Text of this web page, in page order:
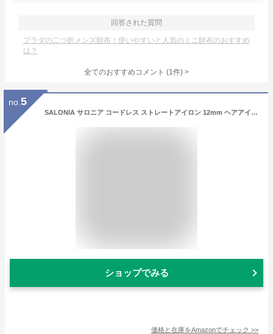
回答された質問
プラダの二つ折メンズ財布！使いやすいと人気のミニ財布のおすすめ
は？
全てのおすすめコメント (1件) >
no. 5
SALONIA サロニア コードレス ストレートアイロン 12mm ヘアアイロン モバイルバッテリー 機能搭載 軽量 前髪 SAL25119WH ホワイト
ショップでみる
価格と在庫をAmazonでチェック >>